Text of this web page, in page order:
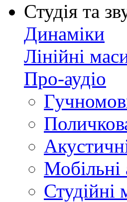
Студія та
Динаміки
Лінійні
Про-аудіо
Мобільні
Студійні